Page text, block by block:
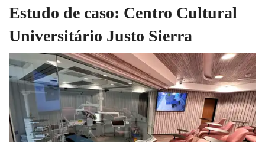
Estudo de caso: Centro Cultural
Universitário Justo Sierra